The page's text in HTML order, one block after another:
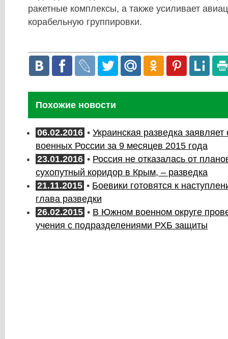
ракетные комплексы, а также усиливает
корабельную группировки.
Похожие новости
06.02.2016 • Украинская разведка заявляет
военных России за 9 месяцев 2015 года
23.01.2016 • Россия не отказалась от
сухопутный коридор в Крым, – разведка
21.11.2015 • Боевики готовятся к
глава разведки
26.02.2015 • В Южном военном округе
учения с подразделениями РХБ защиты